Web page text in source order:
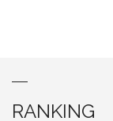
RANKING